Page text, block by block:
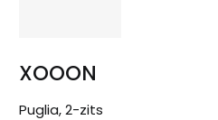
XOOON
Puglia, 2-zits